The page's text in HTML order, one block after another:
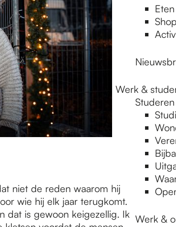
Werk &
Studeren
Werk &
niet de reden waarom hij
wie hij elk jaar terugkomt.
dat is gewoon keigezellig. Ik